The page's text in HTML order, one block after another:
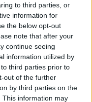
to third parties, or
information for
the below opt-out
note that after your
continue seeing
information utilized by
third parties prior to
out of the further
by third parties on the
This information may
los precios de la